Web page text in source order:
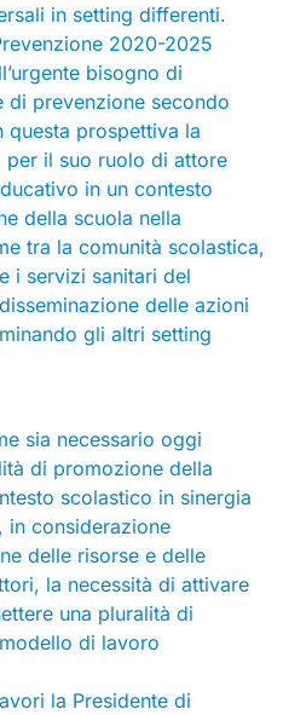
in setting differenti.
2020-2025
bisogno di
di prevenzione secondo
questa prospettiva la
per il suo ruolo di attore
in un contesto
della scuola nella
tra la comunità scolastica,
i servizi sanitari del
delle azioni
gli altri setting
sia necessario oggi
di promozione della
scolastico in sinergia
considerazione
delle risorse e delle
la necessità di attivare
una pluralità di
di lavoro
la Presidente di